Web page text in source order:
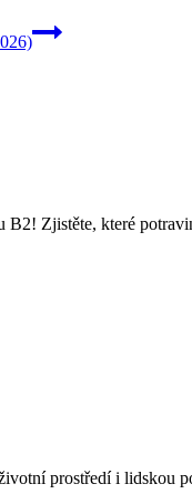
Zjistěte, které
prostředí i